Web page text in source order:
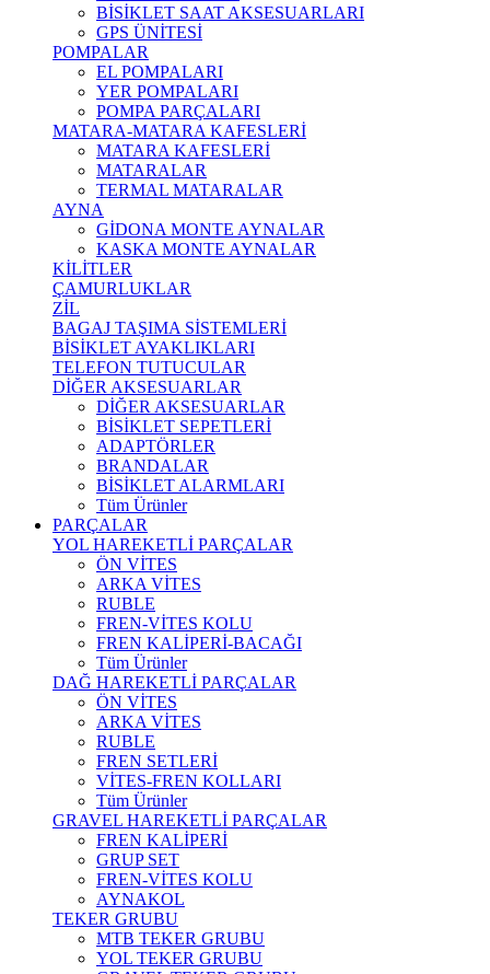
BİSİKLET SAAT AKSESUARLARI
GPS ÜNİTESİ
POMPALAR
EL POMPALARI
YER POMPALARI
POMPA PARÇALARI
MATARA-MATARA KAFESLERİ
MATARA KAFESLERİ
MATARALAR
TERMAL MATARALAR
AYNA
GİDONA MONTE AYNALAR
KASKA MONTE AYNALAR
KİLİTLER
ÇAMURLUKLAR
ZİL
BAGAJ TAŞIMA SİSTEMLERİ
BİSİKLET AYAKLIKLARI
TELEFON TUTUCULAR
DİĞER AKSESUARLAR
DİĞER AKSESUARLAR
BİSİKLET SEPETLERİ
ADAPTÖRLER
BRANDALAR
BİSİKLET ALARMLARI
Tüm Ürünler
PARÇALAR
YOL HAREKETLİ PARÇALAR
ÖN VİTES
ARKA VİTES
RUBLE
FREN-VİTES KOLU
FREN KALİPERİ-BACAĞI
Tüm Ürünler
DAĞ HAREKETLİ PARÇALAR
ÖN VİTES
ARKA VİTES
RUBLE
FREN SETLERİ
VİTES-FREN KOLLARI
Tüm Ürünler
GRAVEL HAREKETLİ PARÇALAR
FREN KALİPERİ
GRUP SET
FREN-VİTES KOLU
AYNAKOL
TEKER GRUBU
MTB TEKER GRUBU
YOL TEKER GRUBU